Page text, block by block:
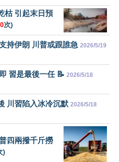
枯 引起末日預
次)
持伊朗 川普或跟誰急 2026/5/19
習是最後一任 📝 2026/5/18
川習陷入冰冷沉默 2026/5/18
四兩撥千斤撈
)